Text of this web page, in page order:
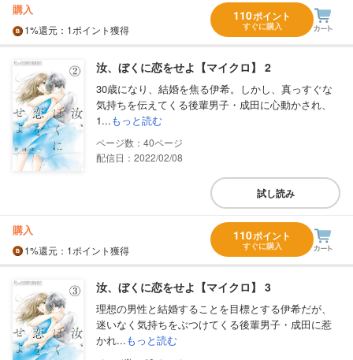
購入
1%還元 ：1ポイント獲得
110ポイント
すぐに購入
汝、ぼくに恋をせよ【マイクロ】 2
30歳になり、結婚を焦る伊希。しかし、真っすぐな
気持ちを伝えてくる後輩男子・成田に心動かされ、
1...もっと読む
40
配信日：2022/02/08
試し読み
購入
1%還元 ：1ポイント獲得
110ポイント
すぐに購入
汝、ぼくに恋をせよ【マイクロ】 3
理想の男性と結婚することを目標とする伊希だが、
迷いなく気持ちをぶつけてくる後輩男子・成田に惹
かれ...もっと読む